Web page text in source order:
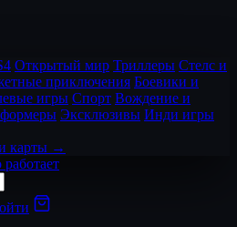
Открытый мир Триллеры Стелс и
приключения Боевики и
игры Спорт Вождение и
Эксклюзивы Инди игры
карты →